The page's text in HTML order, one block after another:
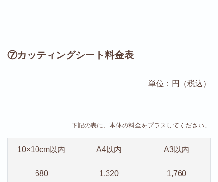
⑦カッティングシート料金表
単位：円（税込）
下記の表に、本体の料金をプラスしてください。
10×10cm以内 A4以内 A3以内
680 1,320 1,760